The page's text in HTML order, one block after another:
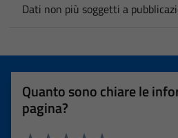
Dati non più soggetti a
Quanto sono chiare le
pagina?